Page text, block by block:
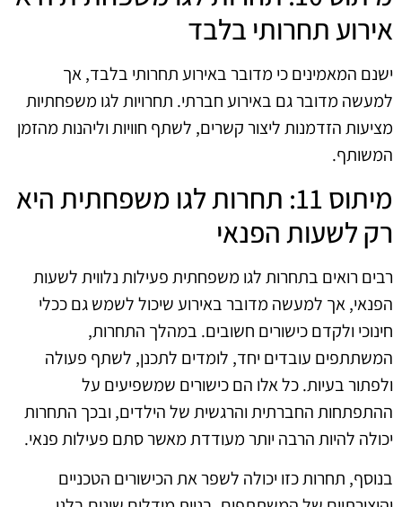
אירוע תחרותי בלבד
ישנם המאמינים כי מדובר באירוע תחרותי בלבד, אך
למעשה מדובר גם באירוע חברתי. תחרויות לגו משפחתיות
מציעות הזדמנות ליצור קשרים, לשתף חוויות וליהנות מהזמן
המשותף.
מיתוס 11: תחרות לגו משפחתית היא
רק לשעות הפנאי
רבים רואים בתחרות לגו משפחתית פעילות נלווית לשעות
הפנאי, אך למעשה מדובר באירוע שיכול לשמש גם ככלי
חינוכי ולקדם כישורים חשובים. במהלך התחרות,
המשתתפים עובדים יחד, לומדים לתכנן, לשתף פעולה
ולפתור בעיות. כל אלו הם כישורים שמשפיעים על
ההתפתחות החברתית והרגשית של הילדים, ובכך התחרות
יכולה להיות הרבה יותר מעודדת מאשר סתם פעילות פנאי.
בנוסף, תחרות כזו יכולה לשפר את הכישורים הטכניים